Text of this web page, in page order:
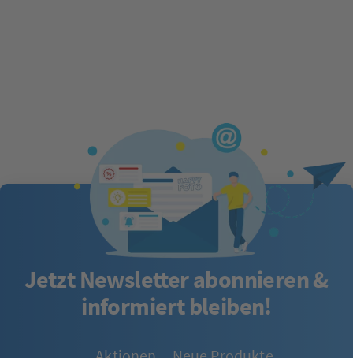
Jetzt Newsletter abonnieren &
informiert bleiben!